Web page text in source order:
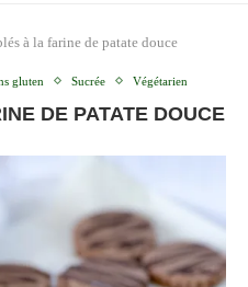
à la farine de patate douce
gluten Sucrée Végétarien
DE PATATE DOUCE